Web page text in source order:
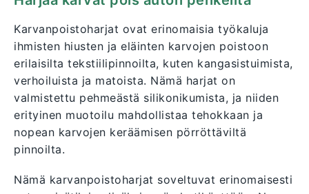
Karvanpoistoharjat ovat erinomaisia työkaluja
ihmisten hiusten ja eläinten karvojen poistoon
erilaisilta tekstiilipinnoilta, kuten kangasistuimista,
verhoiluista ja matoista. Nämä harjat on
valmistettu pehmeästä silikonikumista, ja niiden
erityinen muotoilu mahdollistaa tehokkaan ja
nopean karvojen keräämisen pörröttäviltä
pinnoilta.
Nämä karvanpoistoharjat soveltuvat erinomaisesti